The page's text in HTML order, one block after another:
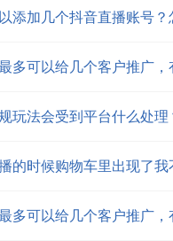
添加几个抖音直播账号？
多可以给几个客户推广，
玩法会受到平台什么处理
的时候购物车里出现了我
多可以给几个客户推广，